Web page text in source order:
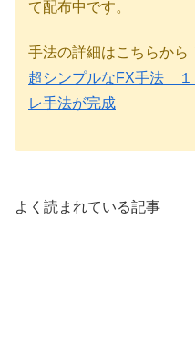
て配布中です。
手法の詳細はこちらから
超シンプルなFX手法 １
レ手法が完成
よく読まれている記事